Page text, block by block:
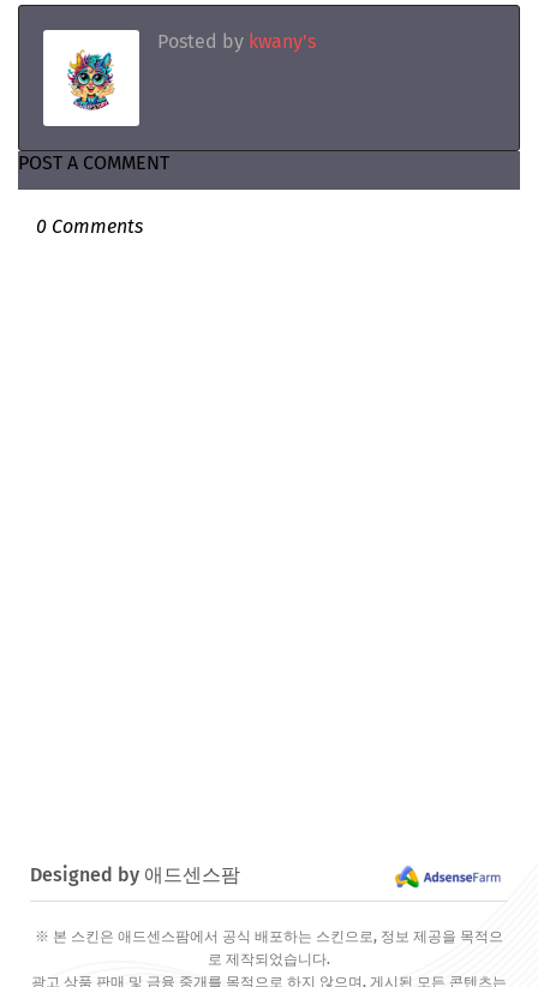
Posted by kwany's
POST A COMMENT
0 Comments
Designed by 애드센스팜
※ 본 스킨은 애드센스팜에서 공식 배포하는 스킨으로, 정보 제공을 목적으
로 제작되었습니다.
광고 상품 판매 및 금융 중개를 목적으로 하지 않으며, 게시된 모든 콘텐츠는